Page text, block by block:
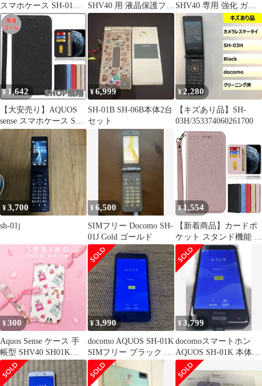
スマホケース SH-01K
手帳型 SHV40 ケース
sense lite SH-M05 702SH
アクオス センス アンド
ロイド ワン s3 カバー
Jaorty 内蔵マグネット
カードポケット スタン
ド機能 蚕糸 PUレザ
SHV40 用 液晶保護フィ
ルム OverLay Magic for
AQUOS sense SH-01K /
SHV40 『表面・背面セ
ット』 キズ修復
SHV40 専用 強化 ガラ
スフィルム と 同等の
高硬度9H ブルーライト
カット 光沢タイプ 改訂
版 液晶保護フィルム
¥ 1,642
【大安売り】AQUOS
sense スマホケース SH-
01K 手帳型 SHV40 ケー
ス sense lite SH-M05
702SH アクオス センス
アンドロイド ワン s3
カバーJaorty 内蔵マグ
ネット カードポケット
スタンド機能 蚕糸 PU
¥6,999
SH-01B SH-06B本体2台
セット
¥2,280
【キズあり品】SH-
03H/353374060261700
¥3,700
sh-01j
¥6,500
SIMフリー Docomo SH-
01J Gold ゴールド
¥1,554
【新着商品】カードポ
ケット スタンド機能 内
蔵マグネット カバー
Jaorty s3 ワン アンドロ
イド 蚕糸 センス アク
オス 702SH SH-M05 PU
レザー lite sense sense ケ
ース SHV40 おしゃれ-
ピンク 手帳型 SH-01K
¥300
Aquos Sense ケース 手
帳型 SHV40 SH01K
702SH sensebasic
Androidone S3 おしゃれ
¥3,990
docomo AQUOS SH-01K
SIMフリー ブラック 本
体
¥3,799
docomoスマートホン
AQUOS SH-01K 本体の
み